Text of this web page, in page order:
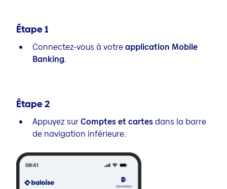
Étape1
Connectez-vous à votreapplication Mobile
Banking.
Étape2
Appuyez surComptes et cartesdans la barre
de navigation inférieure.